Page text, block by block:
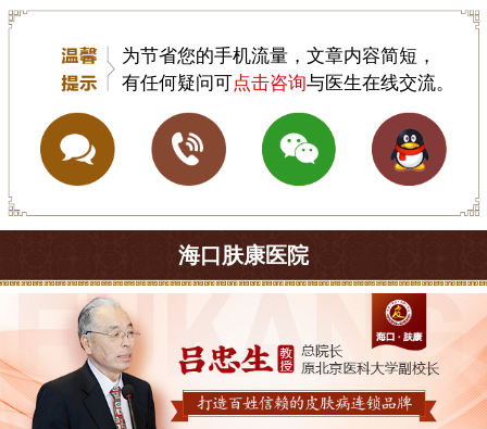
为节省您的手机流量，文章内容简短，
有任何疑问可点击咨询与医生在线交流。
海口肤康医院